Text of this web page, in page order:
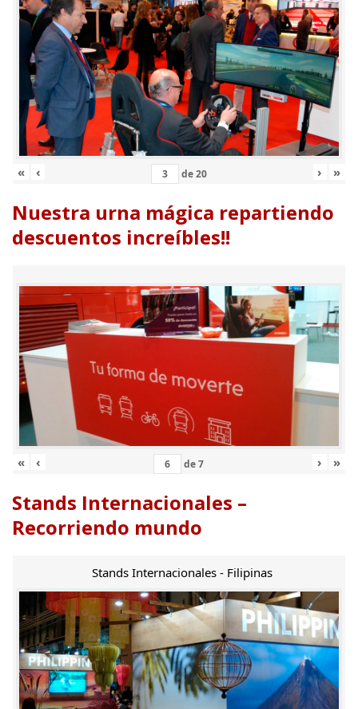
« ‹ de20 › »
Nuestra urna mágica repartiendo
descuentos increíbles!!
« ‹ de7 › »
Stands Internacionales –
Recorriendo mundo
Stands Internacionales - Filipinas